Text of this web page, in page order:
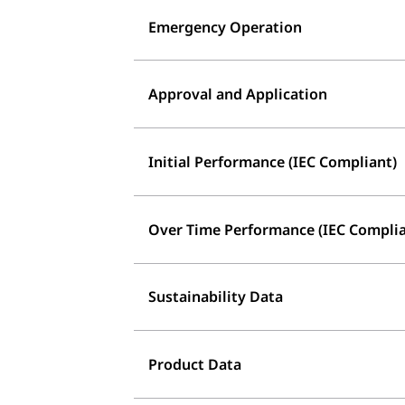
Emergency Operation
Approval and Application
Initial Performance (IEC Compliant)
Over Time Performance (IEC
Sustainability Data
Product Data